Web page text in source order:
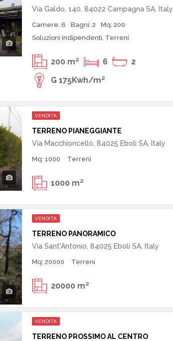
Via Galdo, 140, 84022 Campagna SA, Italy
Camere: 6 Bagni: 2
Mq: 200
Soluzioni Indipendenti, Terreni
200 m² 6
2
G 175Kwh/m²
VENDITA
TERRENO PIANEGGIANTE
Via Macchioncello, 84025 Eboli SA, Italy
Mq: 1000 Terreni
1000 m²
VENDITA
TERRENO PANORAMICO
Via Sant'Antonio, 84025 Eboli SA, Italy
Mq: 20000 Terreni
20000 m²
VENDITA
TERRENO PROSSIMO AL CENTRO